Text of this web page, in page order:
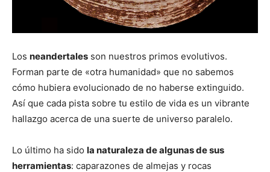
Los neandertales son nuestros primos evolutivos.
Forman parte de «otra humanidad» que no sabemos
cómo hubiera evolucionado de no haberse extinguido.
Así que cada pista sobre tu estilo de vida es un vibrante
hallazgo acerca de una suerte de universo paralelo.
Lo último ha sido la naturaleza de algunas de sus
herramientas: caparazones de almejas y rocas